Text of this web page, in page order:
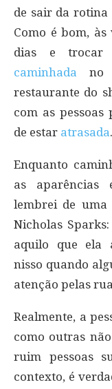
de sair da rotina
Como é bom,
dias e trocar
caminhada no
restaurante do
com as pessoas
de estar atrasada.
Enquanto
as aparências
lembrei de uma
Nicholas
aquilo que ela
nisso quando
atenção pelas
Realmente, a
como outras
ruim pessoas
contexto, é